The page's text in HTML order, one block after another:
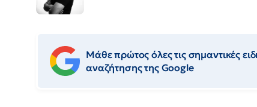
Μάθε πρώτος όλες τις σημαντικές
αναζήτησης της Google